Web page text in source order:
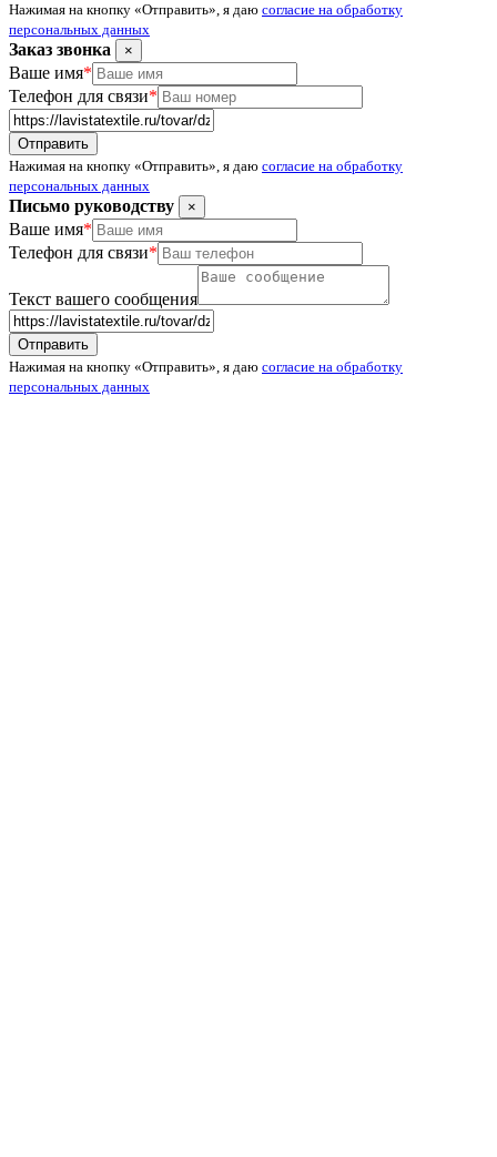
Нажимая на кнопку «Отправить», я даю согласие на обработку
персональных данных
Заказ звонка ×
Ваше имя*
Телефон для связи*
Нажимая на кнопку «Отправить», я даю согласие на обработку
персональных данных
Письмо руководству ×
Ваше имя*
Телефон для связи*
Текст вашего сообщения
Нажимая на кнопку «Отправить», я даю согласие на обработку
персональных данных